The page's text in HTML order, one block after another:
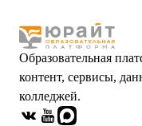
Образовательная
контент, сервисы,
колледжей.